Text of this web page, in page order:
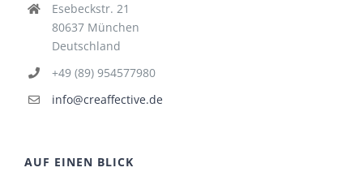
Esebeckstr. 21
80637 München
Deutschland
+49 (89) 954577980
info@creaffective.de
AUF EINEN BLICK